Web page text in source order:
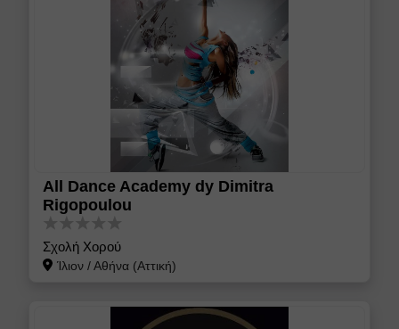
All Dance Academy dy Dimitra
Rigopoulou
Σχολή Χορού
Ίλιον/Αθήνα (Αττική)